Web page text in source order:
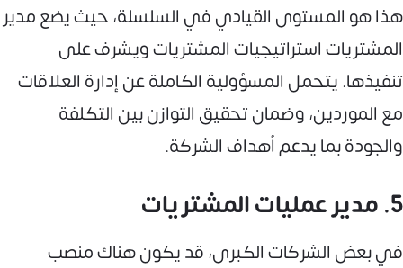
هذا هو المستوى القيادي في السلسلة، حيث يضع مدير
المشتريات استراتيجيات المشتريات ويشرف على
تنفيذها. يتحمل المسؤولية الكاملة عن إدارة العلاقات
مع الموردين، وضمان تحقيق التوازن بين التكلفة
والجودة بما يدعم أهداف الشركة.
5. مدير عمليات المشتريات
في بعض الشركات الكبرى، قد يكون هناك منصب